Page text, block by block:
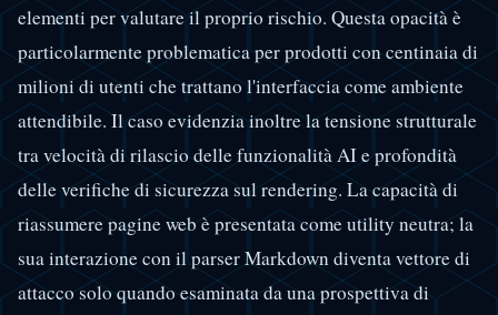
elementi per valutare il proprio rischio. Questa opacità è
particolarmente problematica per prodotti con centinaia di
milioni di utenti che trattano l'interfaccia come ambiente
attendibile. Il caso evidenzia inoltre la tensione strutturale
tra velocità di rilascio delle funzionalità AI e profondità
delle verifiche di sicurezza sul rendering. La capacità di
riassumere pagine web è presentata come utility neutra; la
sua interazione con il parser Markdown diventa vettore di
attacco solo quando esaminata da una prospettiva di